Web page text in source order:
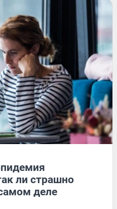
ли страшно
деле